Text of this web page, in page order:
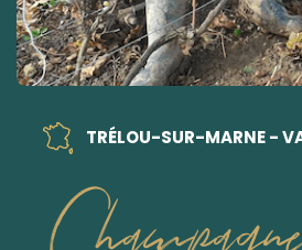
TRÉLOU-SUR-MARNE -